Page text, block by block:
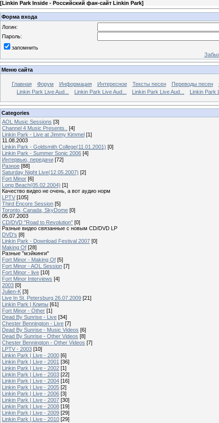
[Linkin Park Inside - Российский фан-сайт Linkin Park]
Форма входа
Логин:
Пароль:
запомнить
Меню сайта
Главная Форум Информация Интересное Тексты песен Переводы песен
Linkin Park Live Aud...
Linkin Park Live Aud... Linkin Park Live Aud... Linkin Park
Categories
AOL Music Sessions [3]
Channel 4 Music Presents..
[4]
Linkin Park - Live at Jimmy Kimmel [1]
11.08.2003
Linkin Park - Goldsmith College(11.01.2001) [0]
Linkin Park - Summer Sonic 2006 [4]
Интервью, передачи [72]
Разное [88]
Saturday Night Live(12.05.2007) [2]
Fort Minor [6]
Long Beach(05.02.2004) [1]
Качество видео не очень, а вот аудио норм
LPTV [105]
Third Encore Session [5]
Toronto, Canada, SkyDome [0]
05.07.2003
CD/DVD "Road to Revolution" [0]
Разные видео связанные с новым CD/DVD LP
DVD's [8]
Linkin Park - Download Festival 2007 [0]
Making Of [28]
Разные "мэйкинги"
Fort Minor - Making Of [5]
Fort Minor - AOL Session [7]
Fort Minor - live [10]
Fort Minor Interviews [4]
2003 [0]
Julien-K [3]
Live In St. Petersburg 26.07.2009 [21]
Linkin Park | Клипы [61]
Fort Minor - Other [1]
Dead By Sunrise - Live [34]
Chester Bennington - Live [7]
Dead By Sunrise - Music Videos [6]
Dead By Sunrise - Other Videos [8]
Chester Bennington - Other Videos [7]
LPTV - 2003 [10]
Linkin Park | Live - 2000 [6]
Linkin Park | Live - 2001 [36]
Linkin Park | Live - 2002 [1]
Linkin Park | Live - 2003 [22]
Linkin Park | Live - 2004 [16]
Linkin Park | Live - 2005 [2]
Linkin Park | Live - 2006 [3]
Linkin Park | Live - 2007 [30]
Linkin Park | Live - 2008 [19]
Linkin Park | Live - 2009 [29]
Linkin Park | Live - 2010 [29]